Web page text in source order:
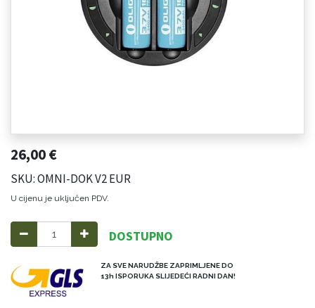
26,00€
SKU: OMNI-DOK V2 EUR
U cijenu je uključen PDV.
DOSTUPNO
ZA SVE NARUDŽBE ZAPRIMLJENE DO
13h ISPORUKA SLIJEDEĆI RADNI DAN!